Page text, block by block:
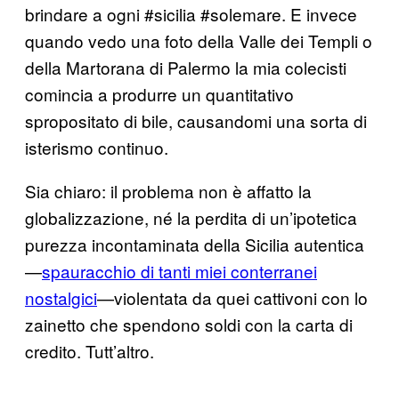
brindare a ogni #sicilia #solemare. E invece
quando vedo una foto della Valle dei Templi o
della Martorana di Palermo la mia colecisti
comincia a produrre un quantitativo
spropositato di bile, causandomi una sorta di
isterismo continuo.
Sia chiaro: il problema non è affatto la
globalizzazione, né la perdita di un’ipotetica
purezza incontaminata della Sicilia autentica
—spauracchio di tanti miei conterranei
nostalgici—violentata da quei cattivoni con lo
zainetto che spendono soldi con la carta di
credito. Tutt’altro.